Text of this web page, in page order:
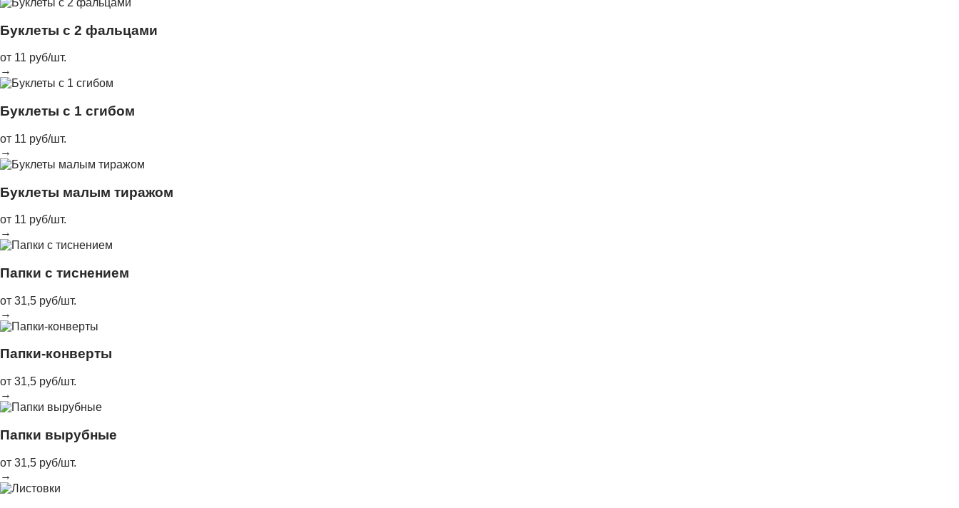
Буклеты с 2 фальцами
от 11 руб/шт.
→
Буклеты с 1 сгибом
от 11 руб/шт.
→
Буклеты малым тиражом
от 11 руб/шт.
→
Папки с тиснением
от 31,5 руб/шт.
→
Папки-конверты
от 31,5 руб/шт.
→
Папки вырубные
от 31,5 руб/шт.
→